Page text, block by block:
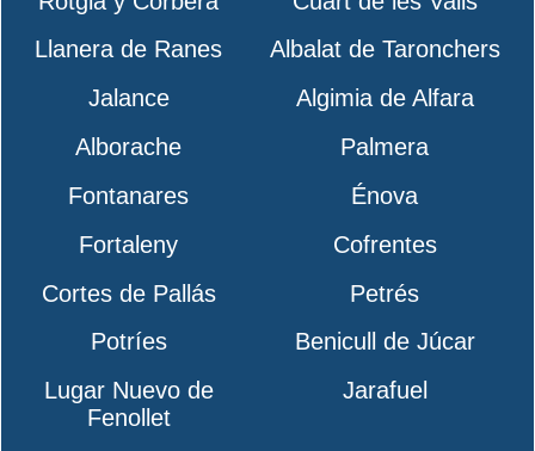
Llanera de Ranes
Albalat de Taronchers
Jalance
Algimia de Alfara
Alborache
Palmera
Fontanares
Énova
Fortaleny
Cofrentes
Cortes de Pallás
Petrés
Potríes
Benicull de Júcar
Lugar Nuevo de
Fenollet
Jarafuel